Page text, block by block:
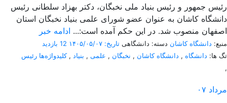
رئیس جمهور و رئیس بنیاد ملی نخبگان، دکتر بهزاد سلطانی رئیس
دانشگاه کاشان به عنوان عضو شورای علمی بنیاد نخبگان استان
اصفهان منصوب شد. در این حکم آمده است:... ادامه خبر
منبع: دانشگاه کاشان دسته: دانشگاهی تاریخ: ۱۴۰۵/۰۵/۰۷
12 بازدید
تگ ها: دانشگاه , دانشگاه کاشان , نخبگان , علمی , بنیاد ,کلیدواژه‌ها رئیس
,
۰۷ مرداد